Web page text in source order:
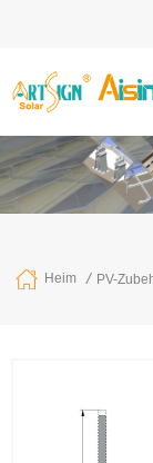
Heim / PV-